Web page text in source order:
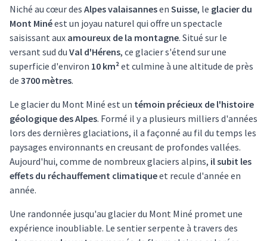
Niché au cœur des Alpes valaisannesen Suisse, le glacier du
Mont Minéest un joyau naturel qui offre un spectacle
saisissant aux amoureux de la montagne. Situé sur le
versant sud du Val d'Hérens, ce glacier s'étend sur une
superficie d'environ 10 km²et culmine à une altitude de près
de 3700 mètres.
Le glacier du Mont Miné est un témoin précieux de l'histoire
géologique des Alpes. Formé il y a plusieurs milliers d'années
lors des dernières glaciations, il a façonné au fil du temps les
paysages environnants en creusant de profondes vallées.
Aujourd'hui, comme de nombreux glaciers alpins, il subit les
effets du réchauffement climatiqueet recule d'année en
année.
Une randonnée jusqu'au glacier du Mont Miné promet une
expérience inoubliable. Le sentier serpente à travers des